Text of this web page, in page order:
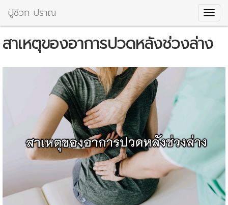
ปู่ชีวก ปราณ
สาเหตุของอาการปวดหลังช่วงล่าง